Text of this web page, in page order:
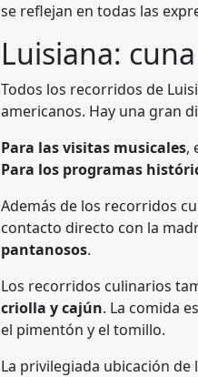
se reflejan en todas las
Luisiana:
Todos los recorridos de
americanos. Hay una gran
Para las visitas musicales,
Para los programas
Además de los recorridos
contacto directo con la
pantanosos.
Los recorridos culinarios
criolla y cajún. La comida
el pimentón y el tomillo.
La privilegiada ubicación